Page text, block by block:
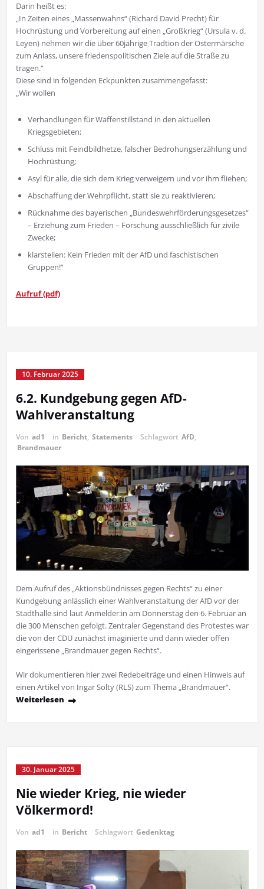
Darin heißt es:
„In Zeiten eines „Massenwahns“ (Richard David Precht) für
Hochrüstung und Vorbereitung auf einen „Großkrieg“ (Ursula v. d.
Leyen) nehmen wir die über 60jährige Tradtion der Ostermärsche
zum Anlass, unsere friedenspolitischen Ziele auf die Straße zu
tragen.“
Diese sind in folgenden Eckpunkten zusammengefasst:
„Wir wollen
Verhandlungen für Waffenstillstand in den aktuellen
Kriegsgebieten;
Schluss mit Feindbildhetze, falscher Bedrohungserzählung und
Hochrüstung;
Asyl für alle, die sich dem Krieg verweigern und vor ihm fliehen;
Abschaffung der Wehrpflicht, statt sie zu reaktivieren;
Rücknahme des bayerischen „Bundeswehrförderungsgesetzes“
– Erziehung zum Frieden – Forschung ausschließlich für zivile
Zwecke;
klarstellen: Kein Frieden mit der AfD und faschistischen
Gruppen!“
Aufruf (pdf)
10. Februar 2025
6.2. Kundgebung gegen AfD-
Wahlveranstaltung
Von ad1 in Bericht, Statements Schlagwort AfD,
Brandmauer
Dem Aufruf des „Aktionsbündnisses gegen Rechts“ zu einer
Kundgebung anlässlich einer Wahlveranstaltung der AfD vor der
Stadthalle sind laut Anmelder:in am Donnerstag den 6. Februar an
die 300 Menschen gefolgt. Zentraler Gegenstand des Protestes war
die von der CDU zunächst imaginierte und dann wieder offen
eingerissene „Brandmauer gegen Rechts“.
Wir dokumentieren hier zwei Redebeiträge und einen Hinweis auf
einen Artikel von Ingar Solty (RLS) zum Thema „Brandmauer“.
Weiterlesen
30. Januar 2025
Nie wieder Krieg, nie wieder
Völkermord!
Von ad1 in Bericht Schlagwort Gedenktag